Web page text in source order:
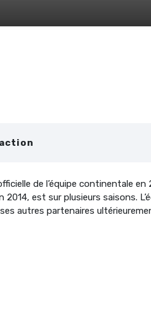
de l’équipe continentale en
est sur plusieurs saisons.
autres partenaires